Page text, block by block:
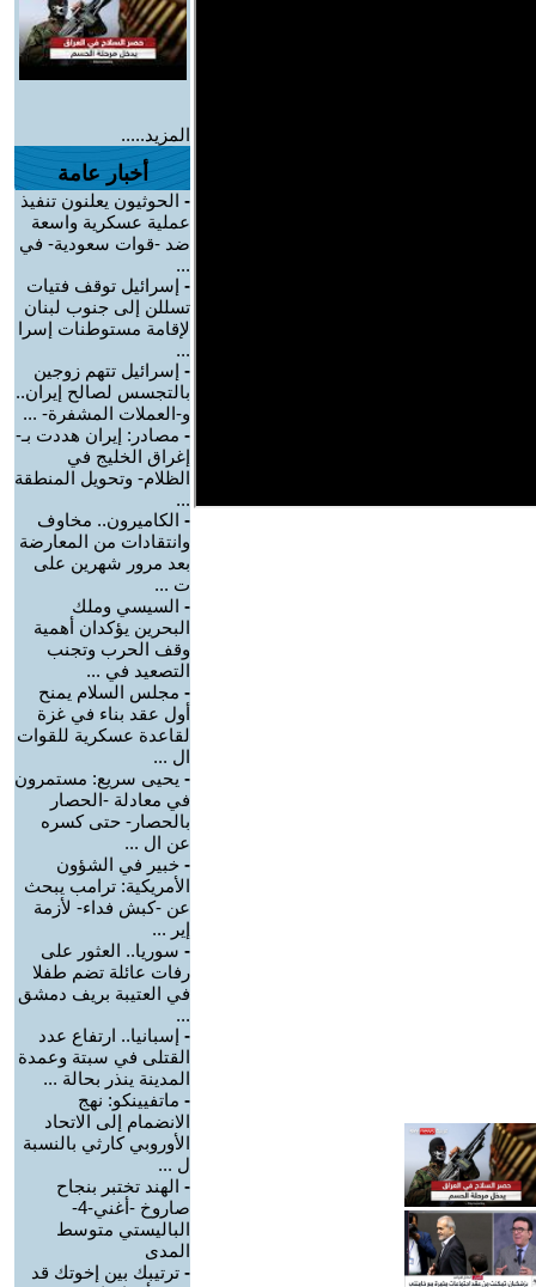
المزيد.....
أخبار عامة
- الحوثيون يعلنون تنفيذ
عملية عسكرية واسعة
ضد -قوات سعودية- في
...
- إسرائيل توقف فتيات
تسللن إلى جنوب لبنان
لإقامة مستوطنات إسرا
...
- إسرائيل تتهم زوجين
بالتجسس لصالح إيران..
و-العملات المشفرة- ...
- مصادر: إيران هددت بـ-
إغراق الخليج في
الظلام- وتحويل المنطقة
...
- الكاميرون.. مخاوف
وانتقادات من المعارضة
بعد مرور شهرين على
ت ...
- السيسي وملك
البحرين يؤكدان أهمية
وقف الحرب وتجنب
التصعيد في ...
- مجلس السلام يمنح
أول عقد بناء في غزة
لقاعدة عسكرية للقوات
ال ...
- يحيى سريع: مستمرون
في معادلة -الحصار
بالحصار- حتى كسره
عن ال ...
- خبير في الشؤون
الأمريكية: ترامب يبحث
عن -كبش فداء- لأزمة
إير ...
- سوريا.. العثور على
رفات عائلة تضم طفلا
في العتيبة بريف دمشق
...
- إسبانيا.. ارتفاع عدد
القتلى في سبتة وعمدة
المدينة ينذر بحالة ...
- ماتفيينكو: نهج
الانضمام إلى الاتحاد
الأوروبي كارثي بالنسبة
ل ...
- الهند تختبر بنجاح
صاروخ -أغني-4-
الباليستي متوسط
المدى
- ترتيبك بين إخوتك قد